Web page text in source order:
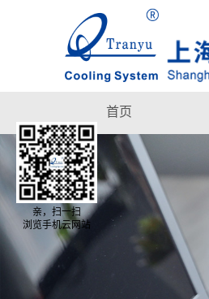
首页
亲，扫一扫
浏览手机云网站